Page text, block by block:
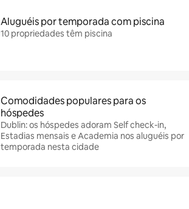
Aluguéis por temporada com piscina
10 propriedades têm piscina
Comodidades populares para os
hóspedes
Dublin: os hóspedes adoram Self check-in,
Estadias mensais e Academia nos aluguéis por
temporada nesta cidade